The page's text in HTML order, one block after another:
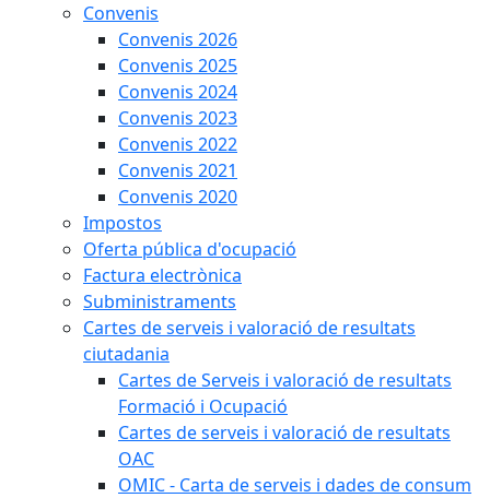
Convenis
Convenis 2026
Convenis 2025
Convenis 2024
Convenis 2023
Convenis 2022
Convenis 2021
Convenis 2020
Impostos
Oferta pública d'ocupació
Factura electrònica
Subministraments
Cartes de serveis i valoració de resultats
ciutadania
Cartes de Serveis i valoració de resultats
Formació i Ocupació
Cartes de serveis i valoració de resultats
OAC
OMIC - Carta de serveis i dades de consum